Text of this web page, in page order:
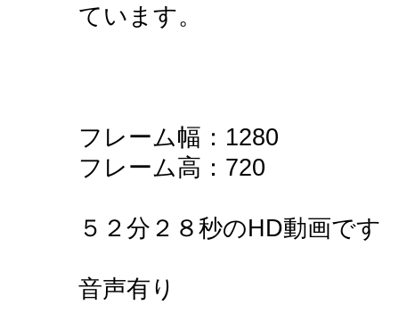
ています。
フレーム幅：1280
フレーム高：720
５２分２８秒のHD動画です
音声有り